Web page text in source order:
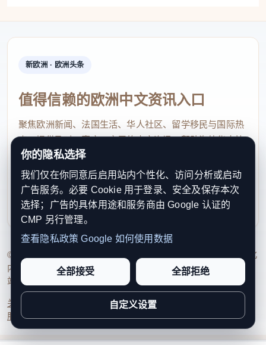
新欧洲 · 欧洲头条
值得信赖的欧洲中文资讯入口
聚焦欧洲新闻、法国生活、华人社区、留学移民与国际热
点，提供及时、真实、实用的中文资讯，帮助海外华人快
速了解欧洲动态。
contact@xinouzhou.com
服务支持、版权与合作：工作日优先处理站务、投稿与权
利通知
© 2026 新欧洲·欧洲头条. All Rights Reserved. 本网站持续优化
内容透明度、联系方式与用户权利说明，以提升品牌信任感和
站点完整度。
关于我们 编辑规范日期归档隐私政策
服务条款联系我们
你的隐私选择
我们仅在你同意后启用站内个性化、访问分析或启动
广告服务。必要 Cookie 用于登录、安全及保存本次
选择；广告的具体用途和服务商由 Google 认证的
CMP 另行管理。
查看隐私政策 Google 如何使用数据
全部接受 全部拒绝
自定义设置